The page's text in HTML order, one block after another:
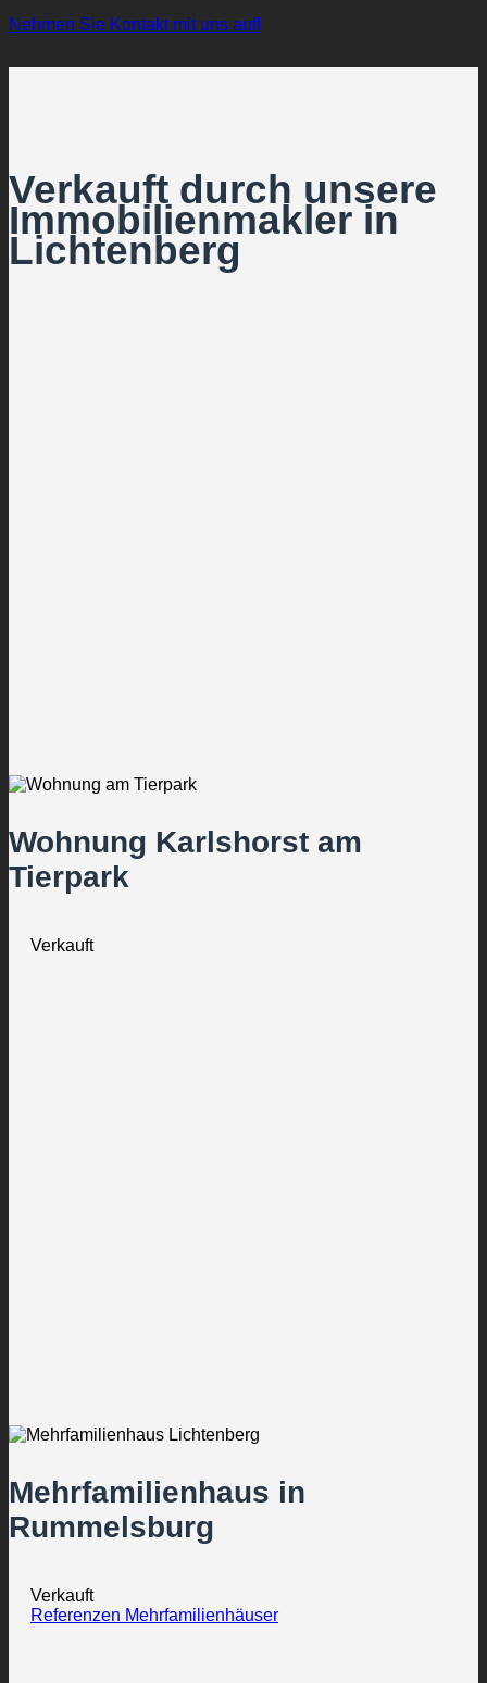
Nehmen Sie Kontakt mit uns auf!
Verkauft durch unsere
Immobilienmakler in
Lichtenberg
Wohnung Karlshorst am
Tierpark
Verkauft
Mehrfamilienhaus in
Rummelsburg
Verkauft
Referenzen Mehrfamilienhäuser